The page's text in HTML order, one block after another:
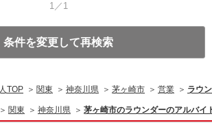
1／1
条件を変更して再検索
TOP 関東 神奈川県 茅ヶ崎市 営業 ラウ
関東 神奈川県 茅ヶ崎市のラウンダーのアルバイ